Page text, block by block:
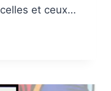
et ceux…